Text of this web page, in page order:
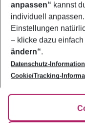
Footer
Footer navigation
Über uns
AGB
Bestpreisgarantie
Cookie-Einstellungen
Cookie-Richtlinie
Agenturbetreuung
Barrierefreies Reisen
HanseMerkur
Hilfe & Kontakt
Folge uns
anpassen“ kannst
individuell
Einstellungen
– klicke dazu
ändern“.
Datenschutz-
Cookie/Tracking-